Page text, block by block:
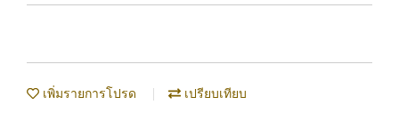
เพิ่มรายการโปรด เปรียบเทียบ